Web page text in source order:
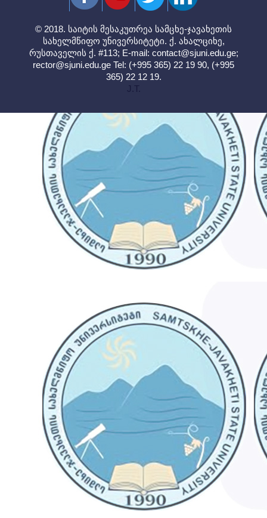
© 2018. საიტის მესაკუთრეა სამცხე-ჯავახეთის
სახელმწიფო უნივერსიტეტი. ქ. ახალციხე,
რუსთაველის ქ. #113; E-mail: contact@sjuni.edu.ge;
rector@sjuni.edu.ge Tel: (+995 365) 22 19 90, (+995
365) 22 12 19.
J.T.